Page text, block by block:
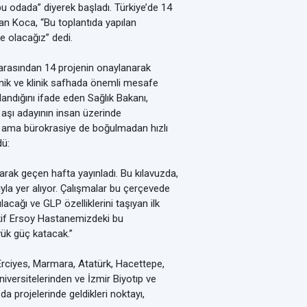
odada” diyerek başladı. Türkiye’de 14
Koca, “Bu toplantıda yapılan
olacağız” dedi.
arasından 14 projenin onaylanarak
ve klinik safhada önemli mesafe
ifade eden Sağlık Bakanı,
adayının insan üzerinde
bürokrasiye de boğulmadan hızlı
geçen hafta yayınladı. Bu kılavuzda,
yer alıyor. Çalışmalar bu çerçevede
ve GLP özelliklerini taşıyan ilk
Ersoy Hastanemizdeki bu
güç katacak.”
Marmara, Atatürk, Hacettepe,
ve İzmir Biyotıp ve
projelerinde geldikleri noktayı,